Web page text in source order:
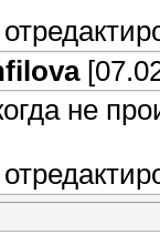
не